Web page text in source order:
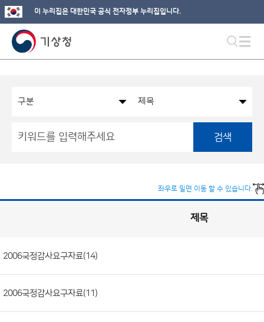
이 누리집은 대한민국 공식 전자정부 누리집입니다.
검색
좌우로 밀면 이동 할 수 있습니다.
보
공
개
게
록
호,
분
제목
2006국정감사요구자료(14)
2006국정감사요구자료(11)